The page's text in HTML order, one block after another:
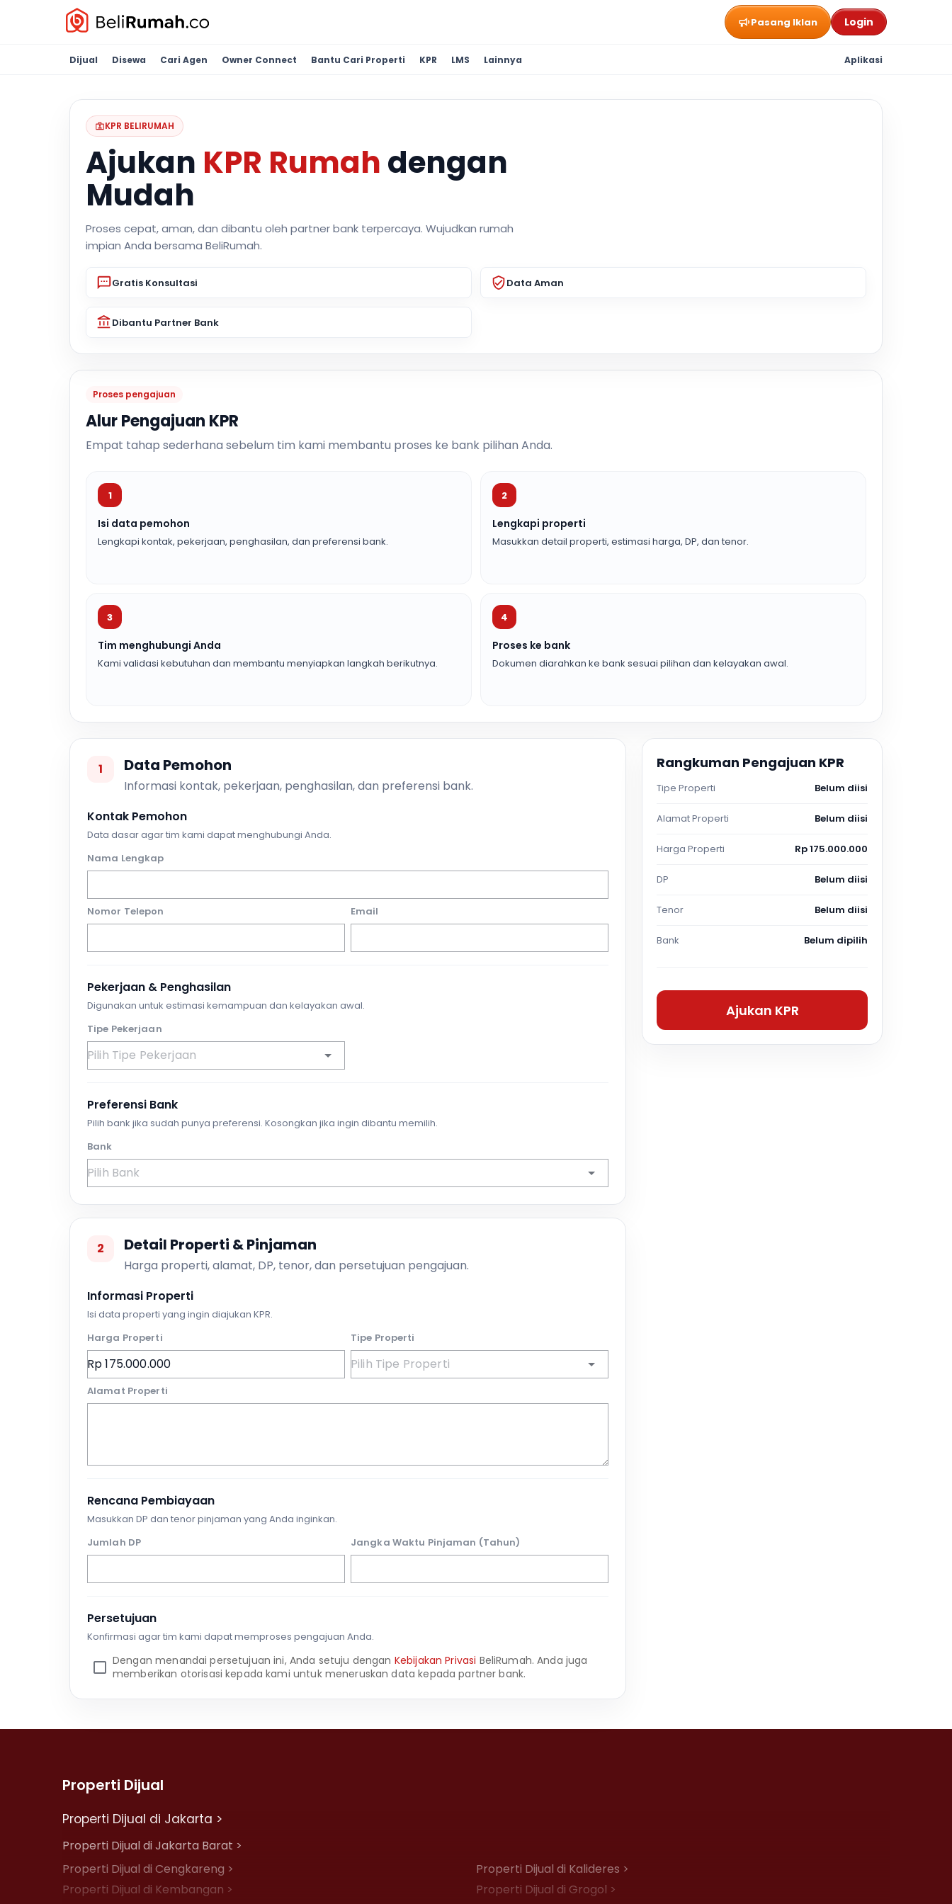
Pasang Iklan Login
Dijual Disewa Cari Agen Owner Connect Bantu Cari Properti KPR LMS Lainnya Aplikasi
KPR BELIRUMAH
Ajukan KPR Rumah dengan
Mudah
Proses cepat, aman, dan dibantu oleh partner bank terpercaya. Wujudkan rumah
impian Anda bersama BeliRumah.
Gratis Konsultasi Data Aman
Dibantu Partner Bank
Proses pengajuan
Alur Pengajuan KPR
Empat tahap sederhana sebelum tim kami membantu proses ke bank pilihan Anda.
1
Isi data pemohon
Lengkapi kontak, pekerjaan, penghasilan, dan preferensi bank.
2
Lengkapi properti
Masukkan detail properti, estimasi harga, DP, dan tenor.
3
Tim menghubungi Anda
Kami validasi kebutuhan dan membantu menyiapkan langkah berikutnya.
4
Proses ke bank
Dokumen diarahkan ke bank sesuai pilihan dan kelayakan awal.
1 Data Pemohon
Informasi kontak, pekerjaan, penghasilan, dan preferensi bank.
Kontak Pemohon
Data dasar agar tim kami dapat menghubungi Anda.
Nama Lengkap
Nomor Telepon Email
Pekerjaan & Penghasilan
Digunakan untuk estimasi kemampuan dan kelayakan awal.
Tipe Pekerjaan
Preferensi Bank
Pilih bank jika sudah punya preferensi. Kosongkan jika ingin dibantu memilih.
Bank
2 Detail Properti & Pinjaman
Harga properti, alamat, DP, tenor, dan persetujuan pengajuan.
Informasi Properti
Isi data properti yang ingin diajukan KPR.
Harga Properti
Tipe Properti
Alamat Properti
Rencana Pembiayaan
Masukkan DP dan tenor pinjaman yang Anda inginkan.
Jumlah DP
Jangka Waktu Pinjaman (Tahun)
Persetujuan
Konfirmasi agar tim kami dapat memproses pengajuan Anda.
Dengan menandai persetujuan ini, Anda setuju dengan Kebijakan Privasi BeliRumah. Anda juga
memberikan otorisasi kepada kami untuk meneruskan data kepada partner bank.
Rangkuman Pengajuan KPR
Tipe Properti Belum diisi
Alamat Properti Belum diisi
Harga Properti Rp 175.000.000
DP Belum diisi
Tenor Belum diisi
Bank Belum dipilih
Ajukan KPR
Properti Dijual
Properti Dijual di Jakarta >
Properti Dijual di Jakarta Barat >
Properti Dijual di Cengkareng >
Properti Dijual di Kalideres >
Properti Dijual di Kembangan >
Properti Dijual di Grogol >